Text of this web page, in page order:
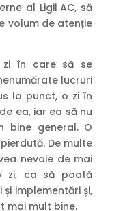
al Ligii AC, să
volum de atenție
zi în care să se
lucruri
la punct, o zi în
ea, iar ea să nu
general. O
De multe
nevoie de mai
zi, ca să poată
implementări și,
mai mult bine.